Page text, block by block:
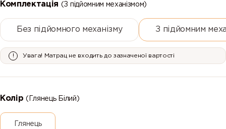
Комплектація (З підйомним механізмом)
Без підйомного механізму З підйомним
Увага! Матрац не входить до зазначеної вартості
Колір(Глянець Білий)
Глянець